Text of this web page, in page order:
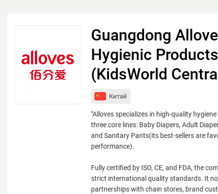
Guangdong
Hygienic
(KidsWorld
Китай
"Alloves specializes in high-quality
three core lines: Baby Diapers, Adult
and Sanitary Pants(its best-sellers are
performance).
Fully certified by ISO, CE, and FDA, the
strict international quality standards. It
partnerships with chain stores, brand